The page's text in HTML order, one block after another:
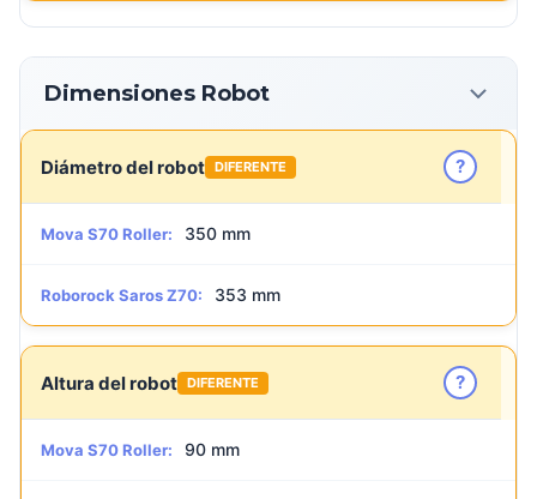
Dimensiones Robot
Diámetro del robot DIFERENTE ?
Mova S70 Roller: 350 mm
Roborock Saros Z70: 353 mm
Altura del robot DIFERENTE ?
Mova S70 Roller: 90 mm